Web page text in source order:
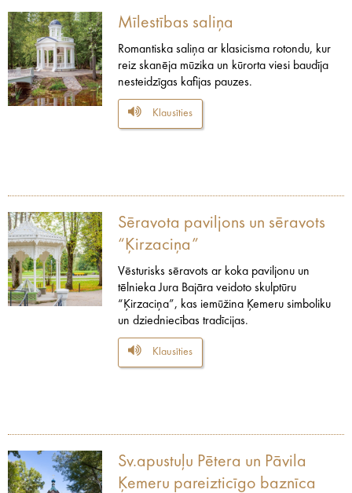
Mīlestības saliņa
Romantiska saliņa ar klasicisma rotondu, kur
reiz skanēja mūzika un kūrorta viesi baudīja
nesteidzīgas kafijas pauzes.
Klausīties
Sēravota paviljons un sēravots
“Ķirzaciņa”
Vēsturisks sēravots ar koka paviljonu un
tēlnieka Jura Bajāra veidoto skulptūru
“Ķirzaciņa”, kas iemūžina Ķemeru simboliku
un dziedniecības tradīcijas.
Klausīties
Sv.apustuļu Pētera un Pāvila
Ķemeru pareizticīgo baznīca